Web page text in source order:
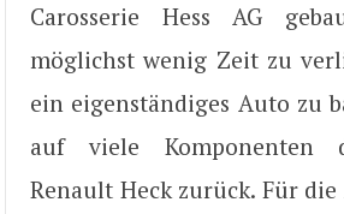
Carosserie Hess AG
möglichst wenig Zeit zu
ein eigenständiges Auto zu
auf viele Komponenten
Renault Heck zurück. Für